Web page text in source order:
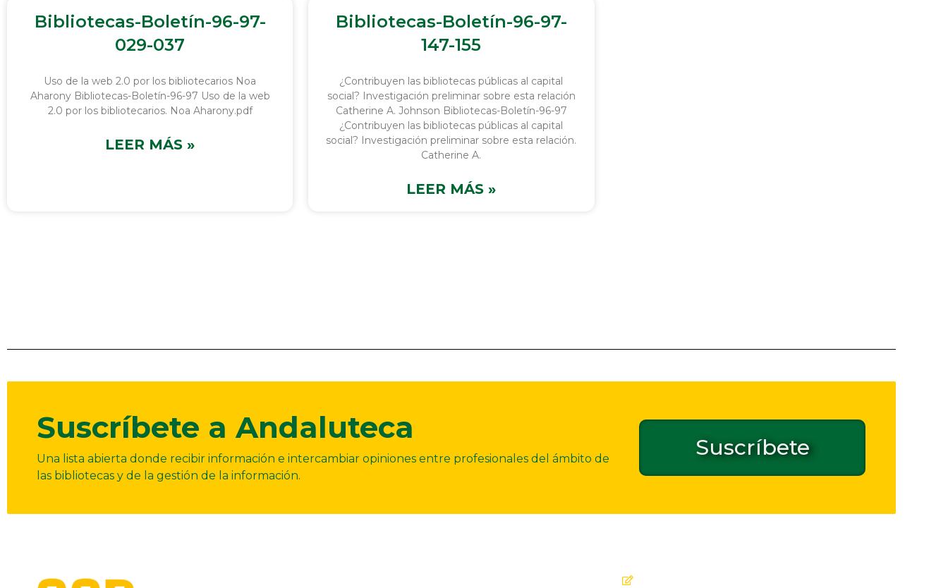
Bibliotecas-Boletín-96-97-
029-037
Uso de la web 2.0 por los bibliotecarios Noa
Aharony Bibliotecas-Boletín-96-97 Uso de la web
2.0 por los bibliotecarios. Noa Aharony.pdf
LEER MÁS »
Bibliotecas-Boletín-96-97-
147-155
¿Contribuyen las bibliotecas públicas al capital
social? Investigación preliminar sobre esta relación
Catherine A. Johnson Bibliotecas-Boletín-96-97
¿Contribuyen las bibliotecas públicas al capital
social? Investigación preliminar sobre esta relación.
Catherine A.
LEER MÁS »
Suscríbete a Andaluteca
Una lista abierta donde recibir información e intercambiar opiniones entre profesionales del ámbito de
las bibliotecas y de la gestión de la información.
Suscríbete